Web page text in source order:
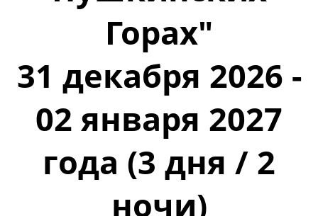
Горах"
31 декабря 2026 -
02 января 2027
года (3 дня / 2
ночи)